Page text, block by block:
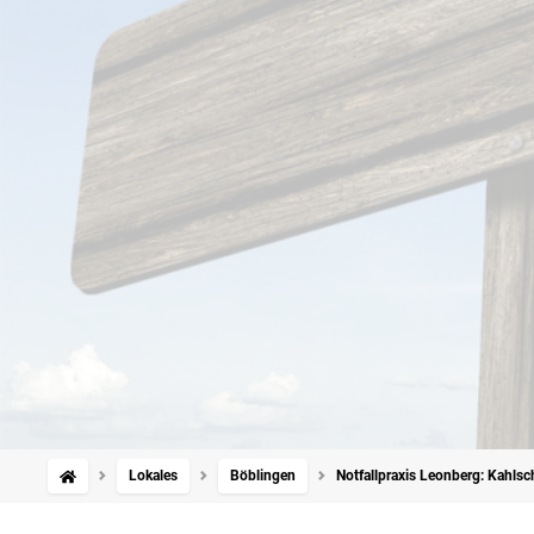
Lokales Böblingen Notfallpraxis Leonberg: